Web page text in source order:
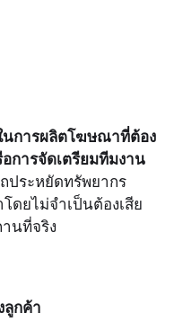
นการผลิตโฆษณาที่ต้อง
การจัดเตรียมทีมงาน
ประหยัดทรัพยากร
ยไม่จำเป็นต้องเสีย
นที่จริง
ลูกค้า